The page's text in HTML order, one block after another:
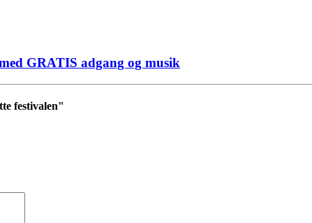
GRATIS adgang og musik
festivalen"